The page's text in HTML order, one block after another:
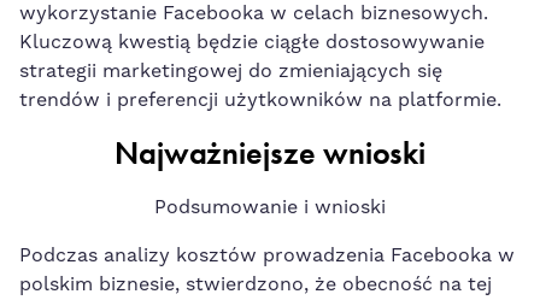
wykorzystanie Facebooka w celach⁢ biznesowych.
Kluczową kwestią będzie ciągłe dostosowywanie
strategii marketingowej do zmieniających się
trendów i preferencji ⁣użytkowników na platformie.‌
Najważniejsze wnioski
Podsumowanie i wnioski
Podczas analizy kosztów​ prowadzenia​ Facebooka w
polskim biznesie, stwierdzono, że obecność na tej